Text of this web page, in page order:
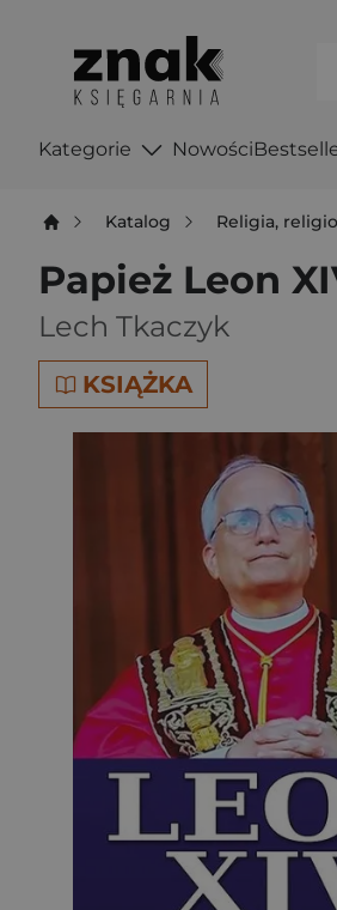
Kategorie Nowości
Katalog Religia,
Papież Leon
Lech Tkaczyk
KSIĄŻKA